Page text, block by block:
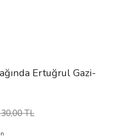
Ertuğrul Gazi-
TL